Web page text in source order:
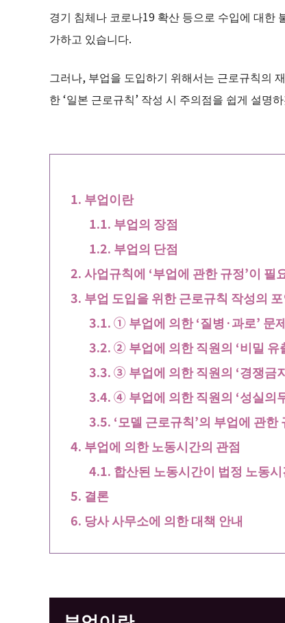
경기 침체나 코로나19 확산 등으로 수입에 대한
가하고 있습니다.
그러나, 부업을 도입하기 위해서는 근로규칙의
한 ‘일본 근로규칙’ 작성 시 주의점을 쉽게 설명
부업이란
부업의 장점
부업의 단점
사업규칙에 ‘부업에 관한 규정’이 필
부업 도입을 위한 근로규칙 작성의
① 부업에 의한 ‘질병·과로’ 문
② 부업에 의한 직원의 ‘비밀 유
③ 부업에 의한 직원의 ‘경쟁금
④ 부업에 의한 직원의 ‘성실의
‘모델 근로규칙’의 부업에 관한
부업에 의한 노동시간의 관점
합산된 노동시간이 법정 노동
결론
당사 사무소에 의한 대책 안내